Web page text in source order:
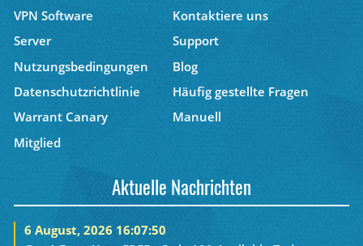
VPN Software
Kontaktiere uns
Server
Support
Nutzungsbedingungen
Blog
Datenschutzrichtlinie
Häufig gestellte Fragen
Warrant Canary
Manuell
Mitglied
Aktuelle Nachrichten
6 August, 2026 16:07:50